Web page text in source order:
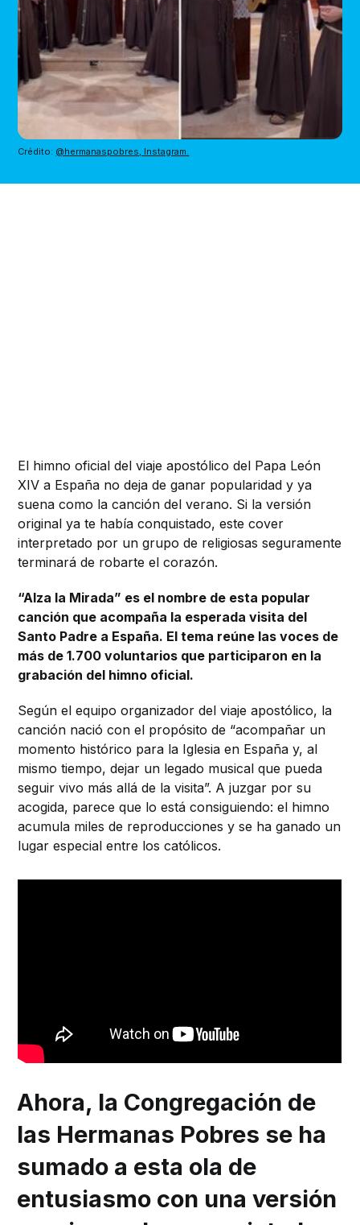
Crédito: @hermanaspobres, Instagram.
El himno oficial del viaje apostólico del Papa León
XIV a España no deja de ganar popularidad y ya
suena como la canción del verano. Si la versión
original ya te había conquistado, este cover
interpretado por un grupo de religiosas seguramente
terminará de robarte el corazón.
“Alza la Mirada” es el nombre de esta popular
canción que acompaña la esperada visita del
Santo Padre a España. El tema reúne las voces de
más de 1.700 voluntarios que participaron en la
grabación del himno oficial.
Según el equipo organizador del viaje apostólico, la
canción nació con el propósito de “acompañar un
momento histórico para la Iglesia en España y, al
mismo tiempo, dejar un legado musical que pueda
seguir vivo más allá de la visita”. A juzgar por su
acogida, parece que lo está consiguiendo: el himno
acumula miles de reproducciones y se ha ganado un
lugar especial entre los católicos.
Ahora, la Congregación de
las Hermanas Pobres se ha
sumado a esta ola de
entusiasmo con una versión